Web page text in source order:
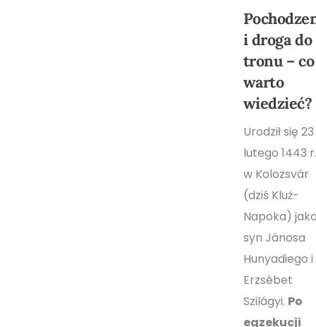
i droga do
tronu – co
warto
wiedzieć?
Urodził się 23
lutego 1443 r.
w Kolozsvár
(dziś Kluż-
Napoka)
syn Jánosa
Hunyadiego i
Erzsébet
Szilágyi. Po
egzekucji